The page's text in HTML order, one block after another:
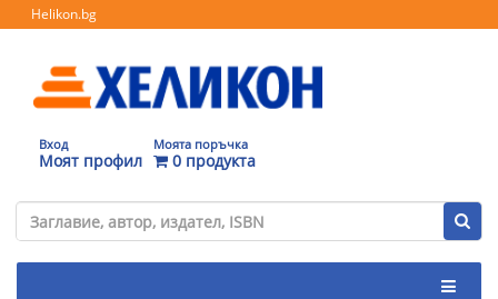
Helikon.bg
Вход
Моят профил
Моята поръчка
0 продукта